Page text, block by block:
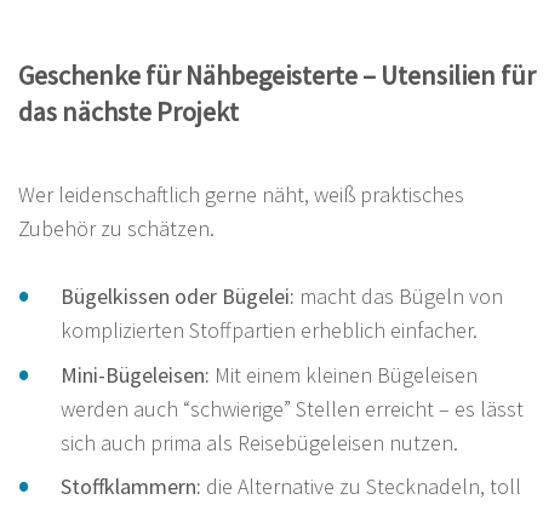
Geschenke für Nähbegeisterte – Utensilien für
das nächste Projekt
Wer leidenschaftlich gerne näht, weiß praktisches
Zubehör zu schätzen.
Bügelkissen oder Bügelei: macht das Bügeln von
komplizierten Stoffpartien erheblich einfacher.
Mini-Bügeleisen: Mit einem kleinen Bügeleisen
werden auch “schwierige” Stellen erreicht – es lässt
sich auch prima als Reisebügeleisen nutzen.
Stoffklammern: die Alternative zu Stecknadeln, toll